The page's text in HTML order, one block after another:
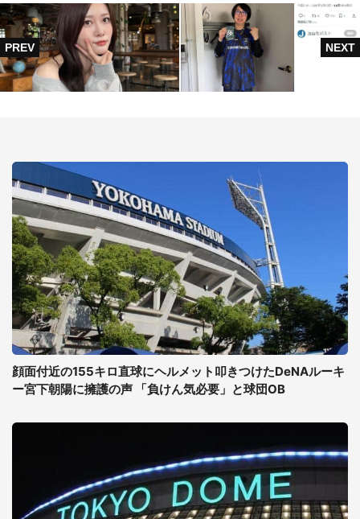
顔面付近の155キロ直球にヘルメット叩きつけたDeNAルーキ
ー宮下朝陽に擁護の声 「負けん気必要」と球団OB